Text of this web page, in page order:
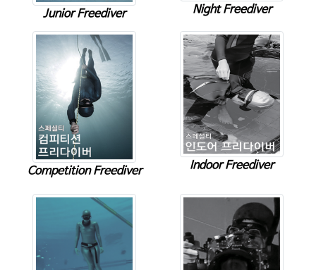
Junior Freediver Night Freediver
Competition Freediver Indoor Freediver